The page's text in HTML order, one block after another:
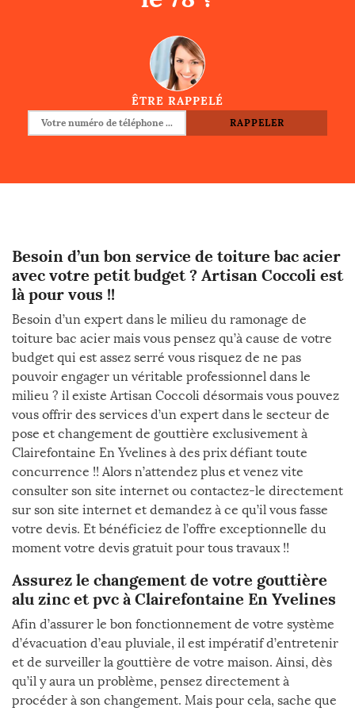
ÊTRE RAPPELÉ
Besoin d’un bon service de toiture bac acier
avec votre petit budget ? Artisan Coccoli est
là pour vous !!
Besoin d’un expert dans le milieu du ramonage de
toiture bac acier mais vous pensez qu’à cause de votre
budget qui est assez serré vous risquez de ne pas
pouvoir engager un véritable professionnel dans le
milieu ? il existe Artisan Coccoli désormais vous pouvez
vous offrir des services d’un expert dans le secteur de
pose et changement de gouttière exclusivement à
Clairefontaine En Yvelines à des prix défiant toute
concurrence !! Alors n’attendez plus et venez vite
consulter son site internet ou contactez-le directement
sur son site internet et demandez à ce qu’il vous fasse
votre devis. Et bénéficiez de l’offre exceptionnelle du
moment votre devis gratuit pour tous travaux !!
Assurez le changement de votre gouttière
alu zinc et pvc à Clairefontaine En Yvelines
Afin d’assurer le bon fonctionnement de votre système
d’évacuation d’eau pluviale, il est impératif d’entretenir
et de surveiller la gouttière de votre maison. Ainsi, dès
qu’il y aura un problème, pensez directement à
procéder à son changement. Mais pour cela, sache que